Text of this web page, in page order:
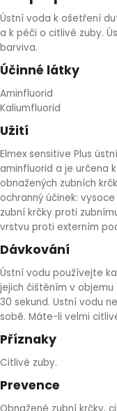
HLÍVA
ŠTÍTNÁ
KOENZYM
SPECIÁLNÍ
Ústní voda k ošetření
a k péči o citlivé zuby.
barviva.
Účinné látky
Aminfluorid
Kaliumfluorid
Užití
Elmex sensitive Plus
aminfluorid a je určena
obnažených zubních
ochranný účinek:
zubní krčky proti
vrstvu proti externím
Dávkování
Ústní vodu používejte
jejich čištěním v
30 sekund. Ustní vodu
sobě. Máte-li velmi
Příznaky
Citlivé zuby.
Prevence